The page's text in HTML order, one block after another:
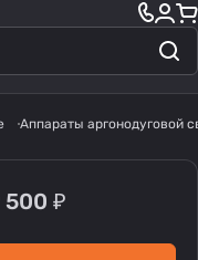
Аппараты аргонодуговой
500 ₽